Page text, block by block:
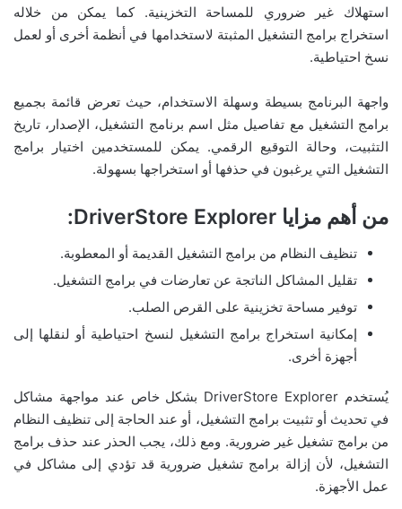
استهلاك غير ضروري للمساحة التخزينية. كما يمكن من خلاله
استخراج برامج التشغيل المثبتة لاستخدامها في أنظمة أخرى أو لعمل
نسخ احتياطية.
واجهة البرنامج بسيطة وسهلة الاستخدام، حيث تعرض قائمة بجميع
برامج التشغيل مع تفاصيل مثل اسم برنامج التشغيل، الإصدار، تاريخ
التثبيت، وحالة التوقيع الرقمي. يمكن للمستخدمين اختيار برامج
التشغيل التي يرغبون في حذفها أو استخراجها بسهولة.
من أهم مزايا DriverStore Explorer:
تنظيف النظام من برامج التشغيل القديمة أو المعطوبة.
تقليل المشاكل الناتجة عن تعارضات في برامج التشغيل.
توفير مساحة تخزينية على القرص الصلب.
إمكانية استخراج برامج التشغيل لنسخ احتياطية أو لنقلها إلى
أجهزة أخرى.
يُستخدم DriverStore Explorer بشكل خاص عند مواجهة مشاكل
في تحديث أو تثبيت برامج التشغيل، أو عند الحاجة إلى تنظيف النظام
من برامج تشغيل غير ضرورية. ومع ذلك، يجب الحذر عند حذف برامج
التشغيل، لأن إزالة برامج تشغيل ضرورية قد تؤدي إلى مشاكل في
عمل الأجهزة.